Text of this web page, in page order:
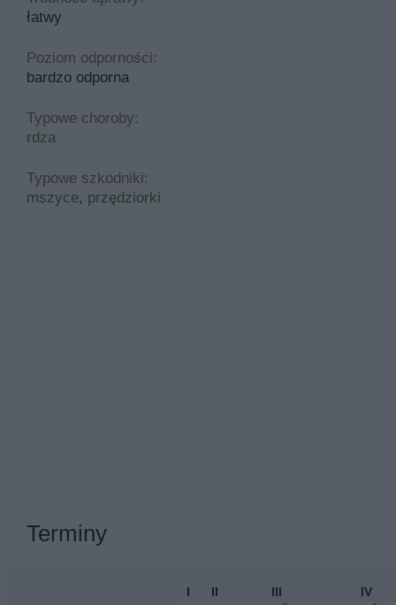
łatwy
Poziom odporności:
bardzo odporna
Typowe choroby:
rdza
Typowe szkodniki:
mszyce, przędziorki
Terminy
I II III
IV